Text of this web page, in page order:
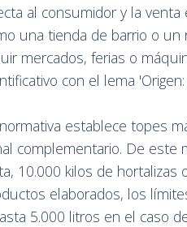
al consumidor y la
una tienda de barrio o
mercados, ferias o
con el lema
establece topes
complementario. De este
10.000 kilos de hortalizas
elaborados, los
5.000 litros en el caso